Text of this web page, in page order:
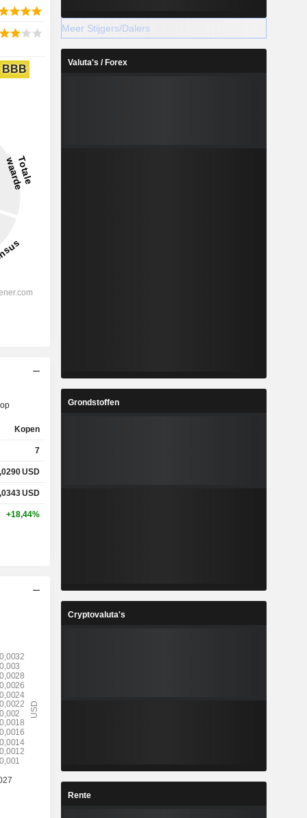
BBB
Kopen
7
USD
USD
+18,44%
Meer Stijgers/Dalers
Valuta's / Forex
Grondstoffen
Cryptovaluta's
Rente